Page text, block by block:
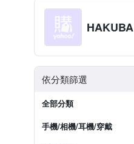
HAKUBA
依分類篩選
全部分類
手機/相機/耳機/穿戴